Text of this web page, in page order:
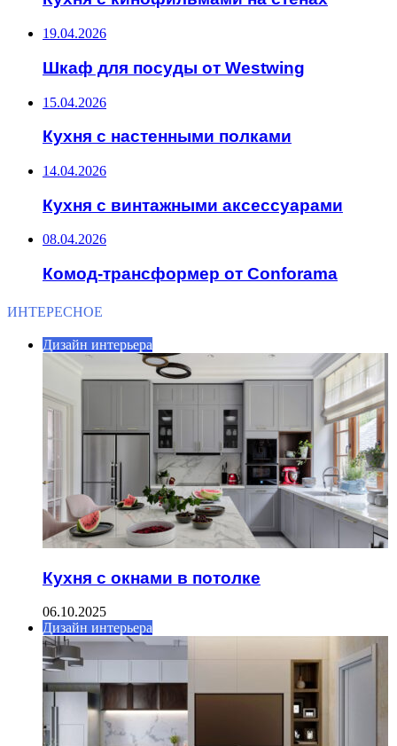
19.04.2026
Шкаф для посуды от Westwing
15.04.2026
Кухня с настенными полками
14.04.2026
Кухня с винтажными аксессуарами
08.04.2026
Комод-трансформер от Conforama
ИНТЕРЕСНОЕ
Дизайн интерьера
Кухня с окнами в потолке
06.10.2025
Дизайн интерьера